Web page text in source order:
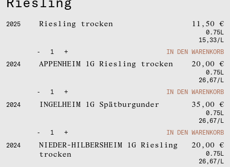
2025 Riesling trocken 11,50 €
0.75L
15,33/L
-
1 +
IN DEN WARENKORB
2024
APPENHEIM 1G Riesling trocken 20,00 €
0.75L
26,67/L
-
1 +
IN DEN WARENKORB
2024
INGELHEIM 1G Spätburgunder 35,00 €
0.75L
26,67/L
-
1 +
IN DEN WARENKORB
2024
NIEDER-HILBERSHEIM 1G Riesling
trocken
20,00 €
0.75L
26,67/L